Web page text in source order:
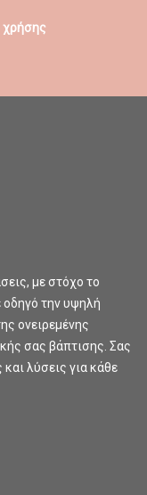
χρήσης
με στόχο το
την υψηλή
ονειρεμένης
σας βάπτισης. Σας
λύσεις για κάθε